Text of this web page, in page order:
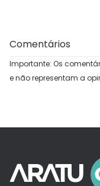
Comentários
Importante: Os
e não representam a